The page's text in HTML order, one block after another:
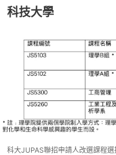
科技大學
科大JUPAS聯招申請人改選課程